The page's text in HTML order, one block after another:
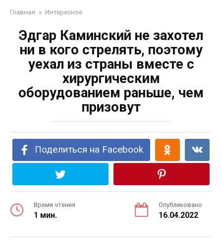
Главная » Интересное
Эдгар Каминский не захотел
ни в кого стрелять, поэтому
уехал из страны вместе с
хирургическим
оборудованием раньше, чем
призовут
Поделиться на Facebook
Время чтения
1 мин.
Опубликовано
16.04.2022